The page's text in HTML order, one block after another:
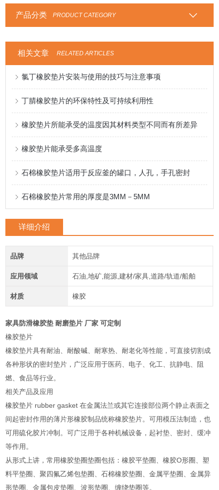
产品分类 PRODUCT CATEGORY
相关文章 RELATED ARTICLES
氯丁橡胶垫片安装与使用的技巧与注意事项
丁腈橡胶垫片的环保特性及可持续利用性
橡胶垫片所能承受的温度因其材料类型不同而有所差异
橡胶垫片能承受多高温度
石棉橡胶垫片适用于反应釜的罐口，人孔，手孔密封
石棉橡胶垫片常用的厚度是3MM－5MM
详细介绍
品牌 其他品牌
应用领域 石油,地矿,能源,建材/家具,道路/轨道/船舶
材质 橡胶
家具防滑橡胶垫 耐磨垫片 厂家 可定制
橡胶垫片
橡胶垫片具有耐油、耐酸碱、耐寒热、耐老化等性能，可直接切割成
各种形状的密封垫片，广泛应用于医药、电子、化工、抗静电、阻
燃、食品等行业。
相关产品及应用
橡胶垫片 rubber gasket 在金属法兰或其它连接部位两个静止表面之
间起密封作用的薄片形橡胶制品统称橡胶垫片。可用模压法制造，也
可用硫化胶片冲制。可广泛用于各种机械设备，起衬垫、密封、缓冲
等作用。
从形式上讲，常用橡胶垫圈垫圈包括：橡胶平垫圈、橡胶O形圈、塑
料平垫圈、聚四氟乙烯包垫圈、石棉橡胶垫圈、金属平垫圈、金属异
形垫圈、金属包皮垫圈、波形垫圈、缠绕垫圈等。